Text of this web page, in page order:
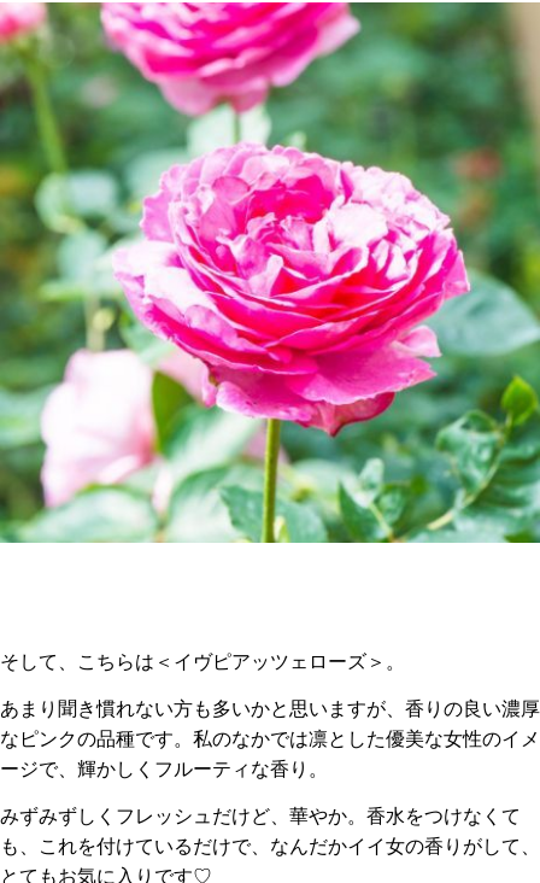
そして、こちらは＜イヴピアッツェローズ＞。
あまり聞き慣れない方も多いかと思いますが、香りの良い濃厚
なピンクの品種です。私のなかでは凛とした優美な女性のイメ
ージで、輝かしくフルーティな香り。
みずみずしくフレッシュだけど、華やか。香水をつけなくて
も、これを付けているだけで、なんだかイイ女の香りがして、
とてもお気に入りです♡